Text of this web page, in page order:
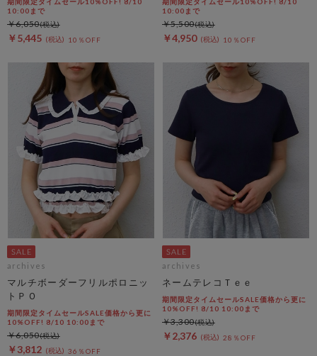
10:00まで
￥5,445 10％OFF
￥6,050
10:00まで
￥4,950 10％OFF
￥5,500
archives
マルチボーダーフリルポロニッ
トＰＯ
期間限定タイムセールSALE価格から更に
10%OFF! 8/10 10:00まで
￥3,812 36％OFF
￥6,050
archives
ネームテレコＴｅｅ
期間限定タイムセールSALE価格から更に
10%OFF! 8/10 10:00まで
￥2,376 28％OFF
￥3,300